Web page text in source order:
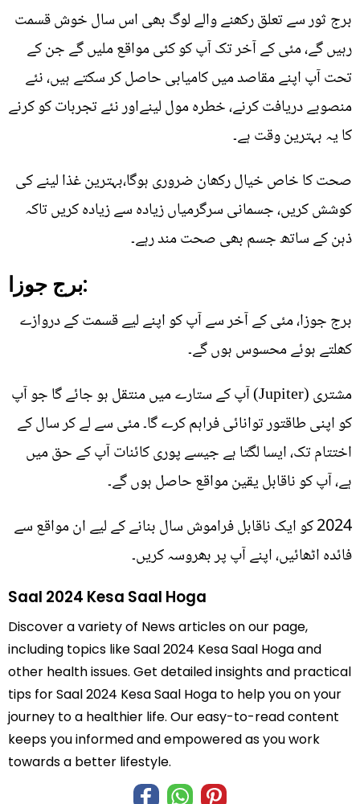
برج ثور سے تعلق رکھنے والے لوگ بھی اس سال خوش قسمت
رہیں گے، مئی کے آخر تک آپ کو کئی مواقع ملیں گے جن کے
تحت آپ اپنے مقاصد میں کامیابی حاصل کر سکتے ہیں، نئے
منصوبے دریافت کرنے، خطرہ مول لینےاور نئے تجربات کو کرنے
کا یہ بہترین وقت ہے۔
صحت کا خاص خیال رکھان ضروری ہوگا،بہترین غذا لینے کی
کوشش کریں، جسمانی سرگرمیاں زیادہ سے زیادہ کریں تاکہ
ذہن کے ساتھ جسم بھی صحت مند رہے۔
برج جوزا:
برج جوزا، مئی کے آخر سے آپ کو اپنے لیے قسمت کے دروازے
کھلتے ہوئے محسوس ہوں گے۔
مشتری (Jupiter) آپ کے ستارے میں منتقل ہو جائے گا جو آپ
کو اپنی طاقتور توانائی فراہم کرے گا۔ مئی سے لے کر سال کے
اختتام تک، ایسا لگتا ہے جیسے پوری کائنات آپ کے حق میں
ہے، آپ کو ناقابل یقین مواقع حاصل ہوں گے۔
2024 کو ایک ناقابل فراموش سال بنانے کے لیے ان مواقع سے
فائدہ اٹھائیں، اپنے آپ پر بھروسہ کریں۔
Saal 2024 Kesa Saal Hoga
Discover a variety of News articles on our page,
including topics like Saal 2024 Kesa Saal Hoga and
other health issues. Get detailed insights and practical
tips for Saal 2024 Kesa Saal Hoga to help you on your
journey to a healthier life. Our easy-to-read content
keeps you informed and empowered as you work
towards a better lifestyle.